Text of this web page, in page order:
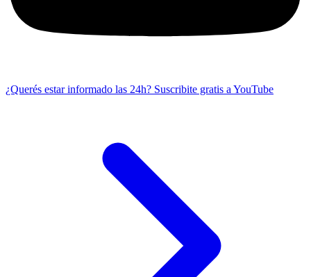
¿Querés estar informado las 24h? Suscribite gratis a YouTube